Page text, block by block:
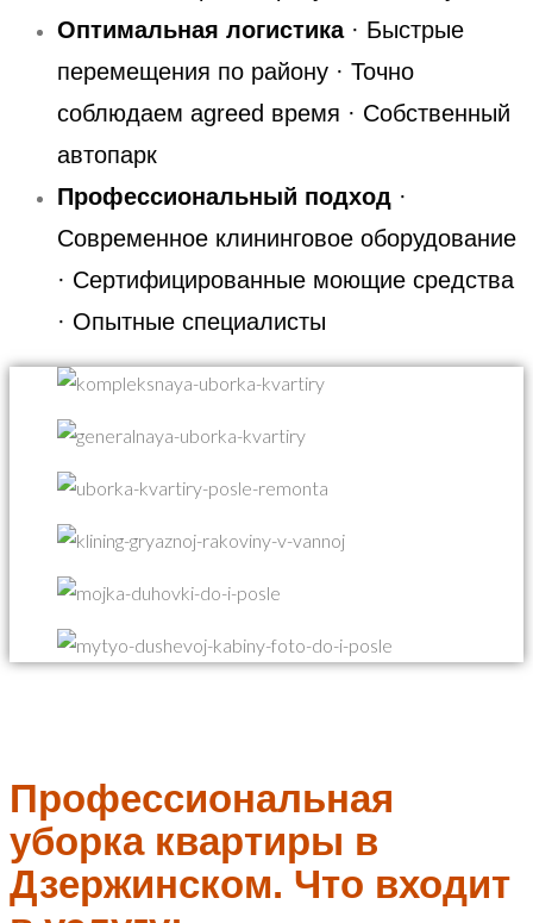
Оптимальная логистика· Быстрые
перемещения по району · Точно
соблюдаем agreed время · Собственный
автопарк
Профессиональный подход ·
Современное клининговое оборудование
· Сертифицированные моющие средства
· Опытные специалисты
Профессиональная
уборка квартиры в
Дзержинском. Что входит